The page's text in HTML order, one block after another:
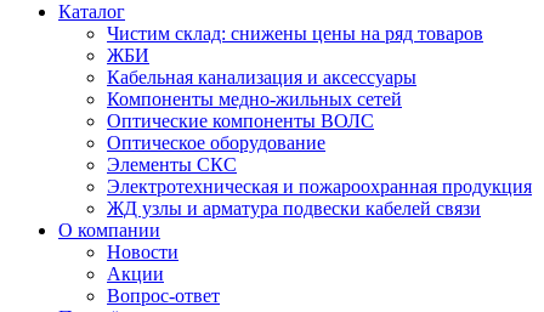
Каталог
Чистим склад: снижены цены на ряд товаров
ЖБИ
Кабельная канализация и аксессуары
Компоненты медно-жильных сетей
Оптические компоненты ВОЛС
Оптическое оборудование
Элементы СКС
Электротехническая и пожароохранная продукция
ЖД узлы и арматура подвески кабелей связи
О компании
Новости
Акции
Вопрос-ответ